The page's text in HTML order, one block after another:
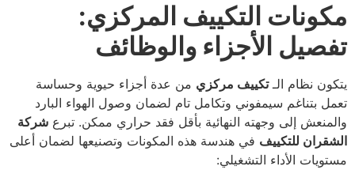
مكونات التكييف المركزي:
تفصيل الأجزاء والوظائف
يتكون نظام الـتكييف مركزي من عدة أجزاء حيوية وحساسة
تعمل بتناغم سيمفوني وتكامل تام لضمان وصول الهواء البارد
والمنعش إلى وجهته النهائية بأقل فقد حراري ممكن. تبرع شركة
الشقران للتكييف في هندسة هذه المكونات وتصنيعها لضمان أعلى
مستويات الأداء التشغيلي: